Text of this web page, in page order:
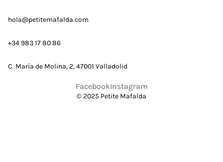
hola@petitemafalda.com
+34 983 17 80 86
C. María de Molina, 2, 47001 Valladolid
FacebookInstagram
© 2025 Petite Mafalda